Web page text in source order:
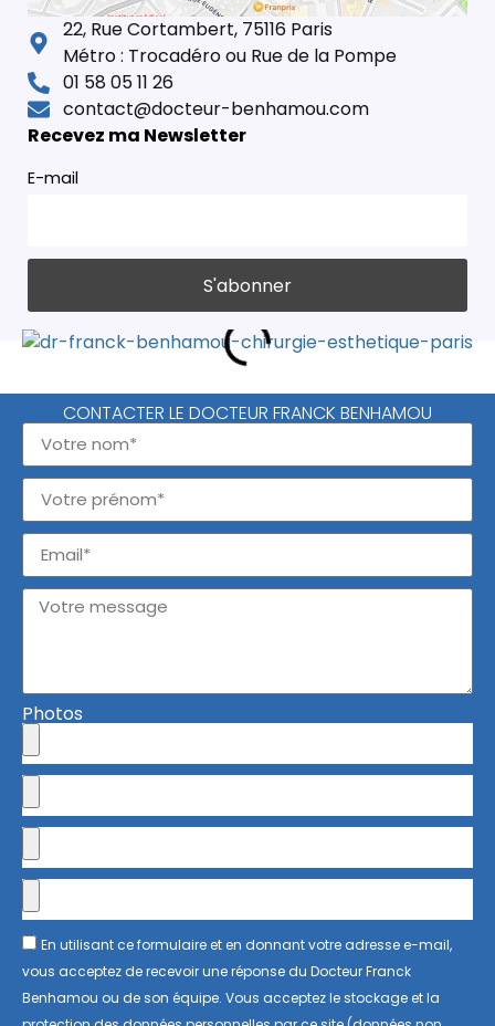
22, Rue Cortambert, 75116 Paris
Métro : Trocadéro ou Rue de la Pompe
01 58 05 11 26
contact@docteur-benhamou.com
Recevez ma Newsletter
E-mail
CONTACTER LE DOCTEUR FRANCK BENHAMOU
Photos
En utilisant ce formulaire et en donnant votre adresse e-mail,
vous acceptez de recevoir une réponse du Docteur Franck
Benhamou ou de son équipe. Vous acceptez le stockage et la